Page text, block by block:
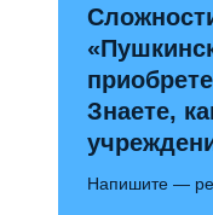
Знаете,
Напишите —